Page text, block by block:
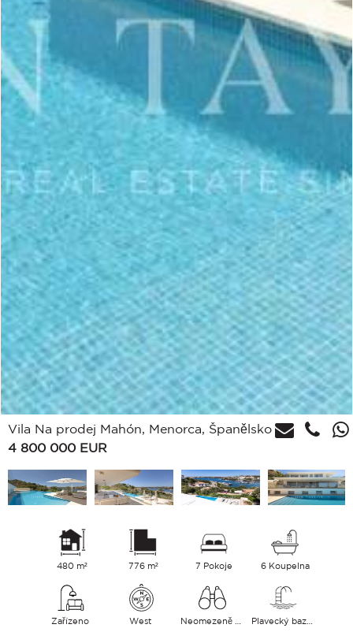
Vila Na prodej Mahón, Menorca, Španělsko
4 800 000 EUR
480 m² 776 m² 7 Pokoje 6 Koupelna
Zařízeno West Neomezeně Moře Plavecký bazén